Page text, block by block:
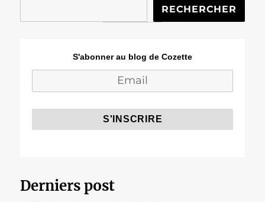
RECHERCHER
S'abonner au blog de Cozette
Derniers post